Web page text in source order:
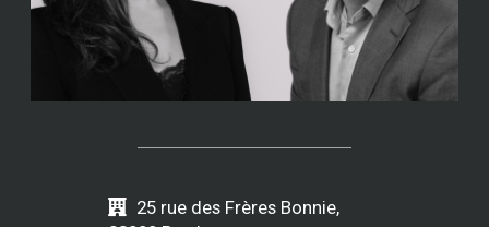
25 rue des Frères Bonnie,